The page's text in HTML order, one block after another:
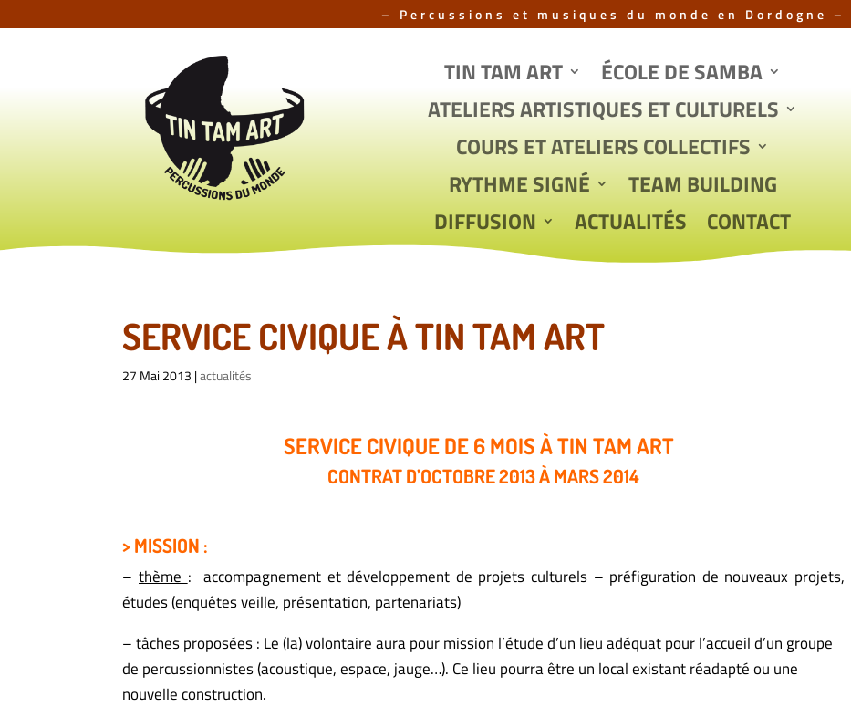
– Percussions et musiques du monde en Dordogne –
TIN TAM ART
ÉCOLE DE SAMBA
ATELIERS ARTISTIQUES ET CULTURELS
COURS ET ATELIERS COLLECTIFS
RYTHME SIGNÉ
TEAM BUILDING
DIFFUSION
ACTUALITÉS CONTACT
SERVICE CIVIQUE À TIN TAM ART
27 Mai 2013 |actualités
SERVICE CIVIQUE DE 6 MOIS À TIN TAM ART
CONTRAT D’OCTOBRE 2013 À MARS 2014
> MISSION :
–thème : accompagnement et développement de projets culturels – préfiguration de nouveaux projets,
études (enquêtes veille, présentation, partenariats)
–tâches proposées: Le (la) volontaire aura pour mission l’étude d’un lieu adéquat pour l’accueil d’un groupe
de percussionnistes (acoustique, espace, jauge…). Ce lieu pourra être un local existant réadapté ou une
nouvelle construction.